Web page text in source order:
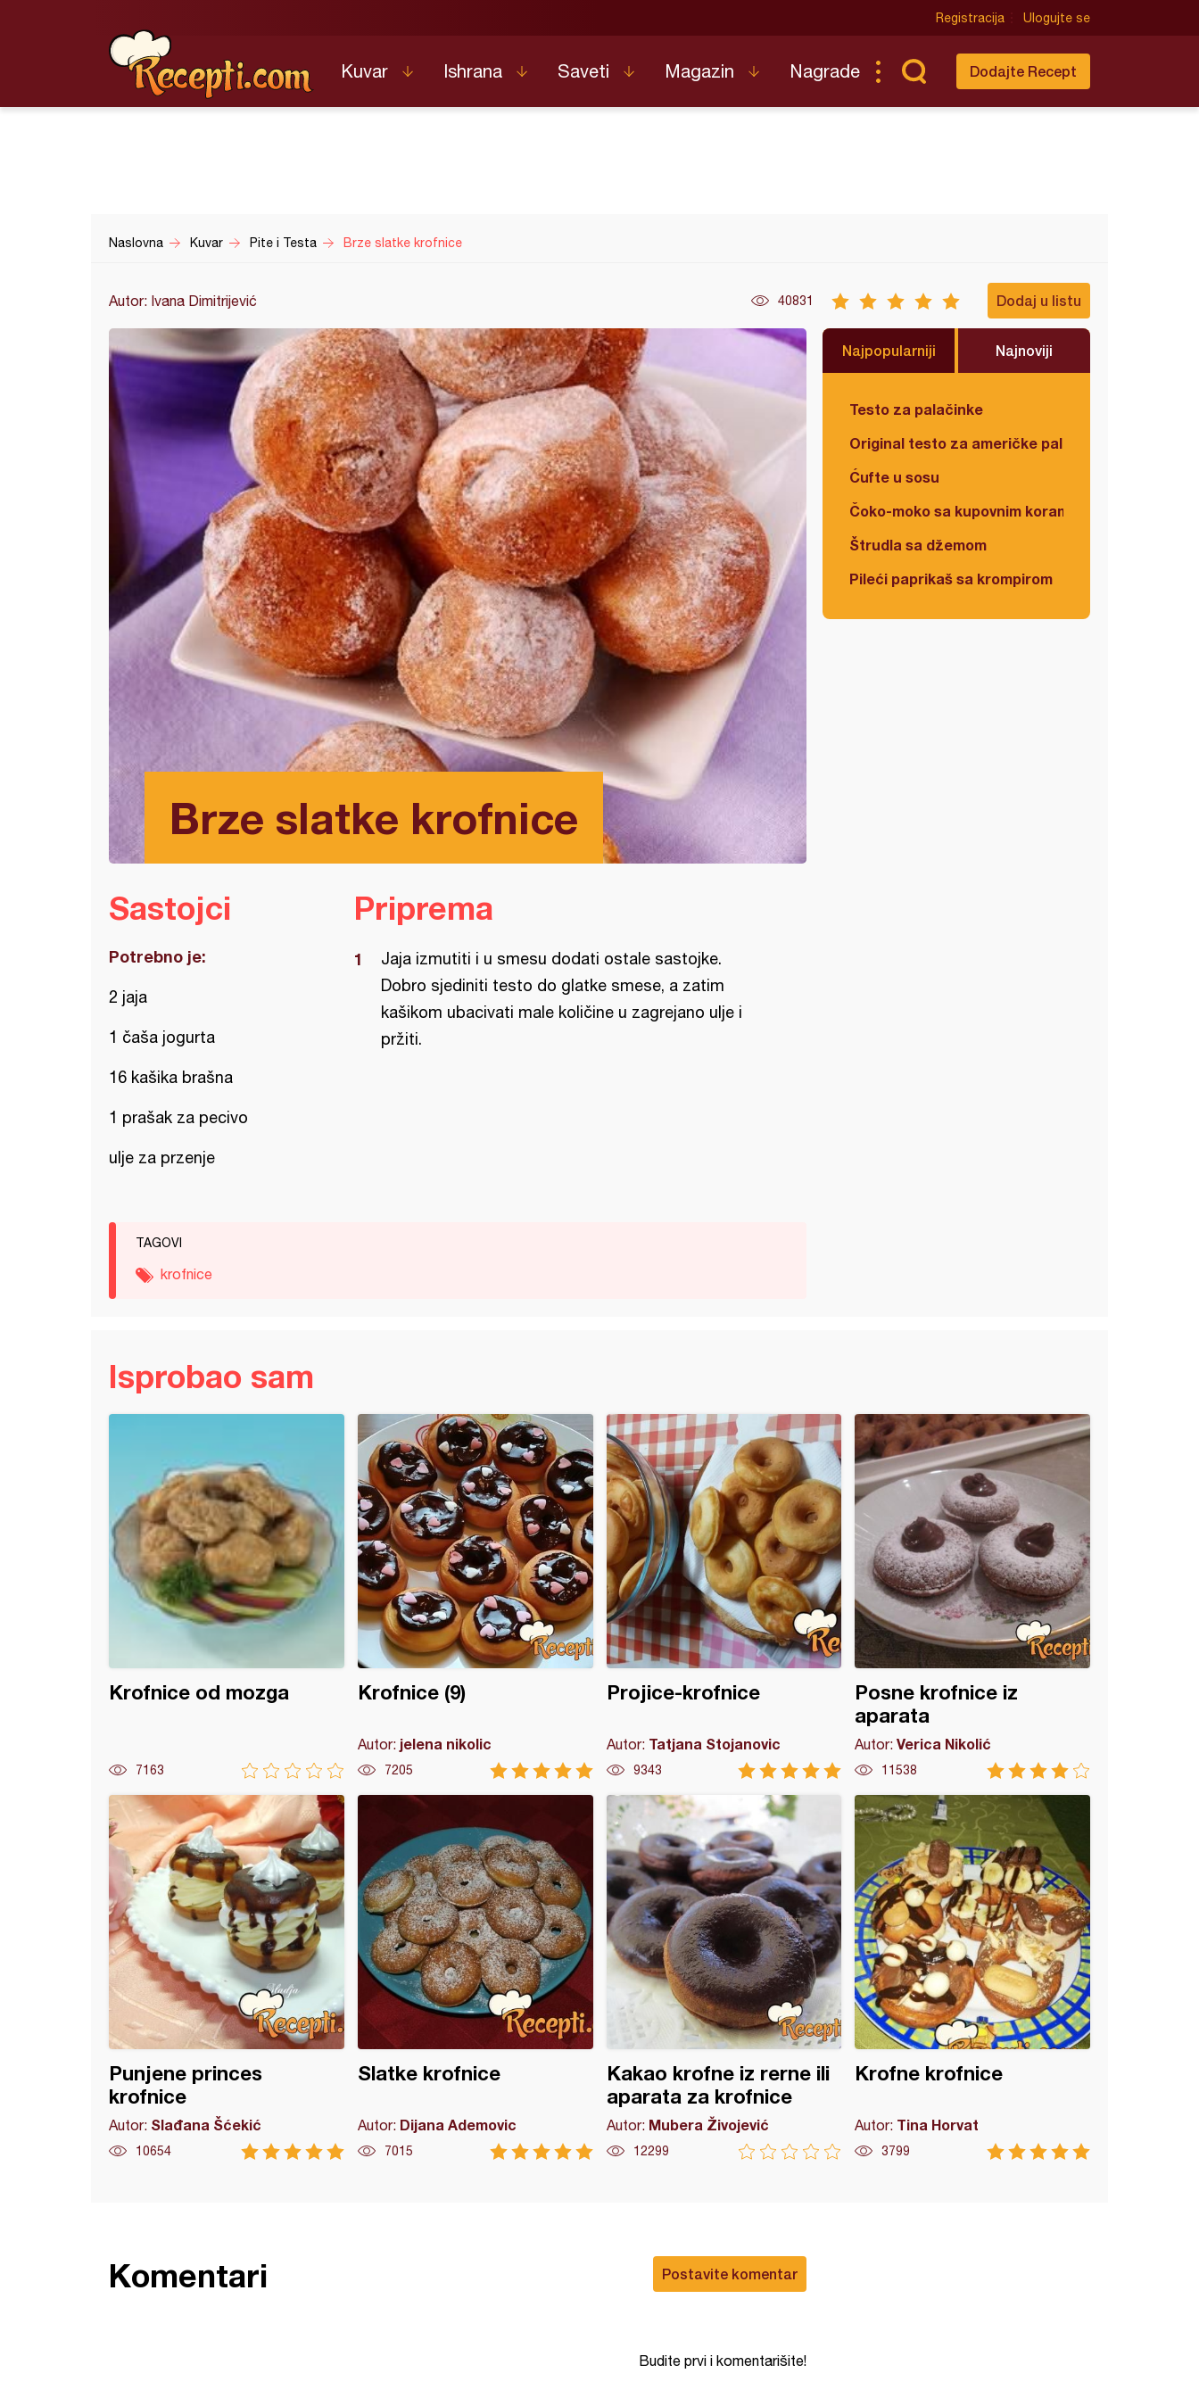
Registracija Ulogujte se
Kuvar Ishrana Saveti Magazin Nagrade Dodajte Recept
Naslovna Kuvar Pite i Testa Brze slatke krofnice
Autor: Ivana Dimitrijević 40831 Dodaj u listu
Brze slatke krofnice
Najpopularniji Najnoviji
Testo za palačinke
Original testo za američke palačinke
Ćufte u sosu
Čoko-moko sa kupovnim korama
Štrudla sa džemom
Pileći paprikaš sa krompirom
Sastojci
Potrebno je:
2 jaja
1 čaša jogurta
16 kašika brašna
1 prašak za pecivo
ulje za przenje
Priprema
Jaja izmutiti i u smesu dodati ostale sastojke.
Dobro sjediniti testo do glatke smese, a zatim
kašikom ubacivati male količine u zagrejano ulje i
pržiti.
TAGOVI
krofnice
Isprobao sam
Krofnice od mozga
7163
Krofnice (9)
Autor: jelena nikolic
7205
Projice-krofnice
Autor: Tatjana Stojanovic
9343
Posne krofnice iz
aparata
Autor:Verica Nikolić
11538
krofnice iz aparata
Punjene princes
krofnice
Autor: Slađana Šćekić
10654
Slatke krofnice
Autor: Dijana Ademovic
7015
Kakao krofne iz rerne ili
aparata za krofnice
Autor: Mubera Živojević
12299
Krofne krofnice
Autor: Tina Horvat
3799
Postavite komentar
Komentari
Budite prvi i komentarišite!